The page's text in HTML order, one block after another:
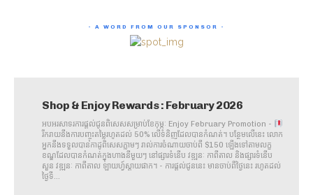
Shop & Enjoy Rewards : February 2026
អបអរសាទរការផ្តល់ជូនពិសេសសម្រាប់ខែកុម្ភៈ Enjoy February Promotion -
រីករាយនឹងការបញ្ចុះតម្លៃរហូតដល់ 50%​​ លើទំនិញដែលបានកំណត់។​ បន្ថែមលើនេះ លោក
អ្នកនឹងទទួលបានកាដូពិសេសភ្លាមៗ រាល់ការចំណាយចាប់ពី $150 ឡើងទៅតាមលក្ខ
ខណ្ឌដែលបានកំណត់ក្នុងហាងនីមួយៗ​​ នៅផ្សារទំនើប វឌ្ឍនៈ​ កាពីតាល​ និងផ្សារទំនើប
សួន វឌ្ឍនៈ កាពីតាល ឡាយហ្វ៍ស្តាយផាក។ - ការផ្តល់ជូននេះ​ មានចាប់ពីថ្ងៃនេះ រហូតដល់
ថ្ងៃទី...
- A WORD FROM OUR SPONSOR -